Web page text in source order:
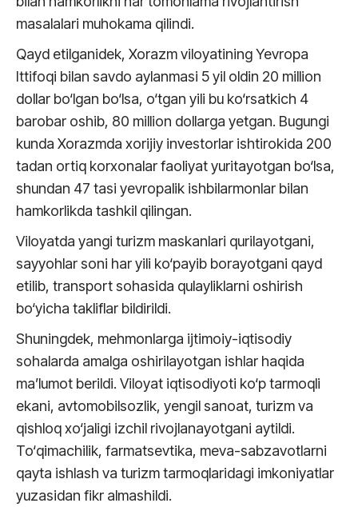
masalalari muhokama qilindi.
Qayd etilganidek, Xorazm viloyatining Yevropa
Ittifoqi bilan savdo aylanmasi 5 yil oldin 20 million
dollar bo‘lgan bo‘lsa, o‘tgan yili bu ko‘rsatkich 4
barobar oshib, 80 million dollarga yetgan. Bugungi
kunda Xorazmda xorijiy investorlar ishtirokida 200
tadan ortiq korxonalar faoliyat yuritayotgan bo‘lsa,
shundan 47 tasi yevropalik ishbilarmonlar bilan
hamkorlikda tashkil qilingan.
Viloyatda yangi turizm maskanlari qurilayotgani,
sayyohlar soni har yili ko‘payib borayotgani qayd
etilib, transport sohasida qulayliklarni oshirish
bo‘yicha takliflar bildirildi.
Shuningdek, mehmonlarga ijtimoiy-iqtisodiy
sohalarda amalga oshirilayotgan ishlar haqida
ma’lumot berildi. Viloyat iqtisodiyoti ko‘p tarmoqli
ekani, avtomobilsozlik, yengil sanoat, turizm va
qishloq xo‘jaligi izchil rivojlanayotgani aytildi.
To‘qimachilik, farmatsevtika, meva-sabzavotlarni
qayta ishlash va turizm tarmoqlaridagi imkoniyatlar
yuzasidan fikr almashildi.